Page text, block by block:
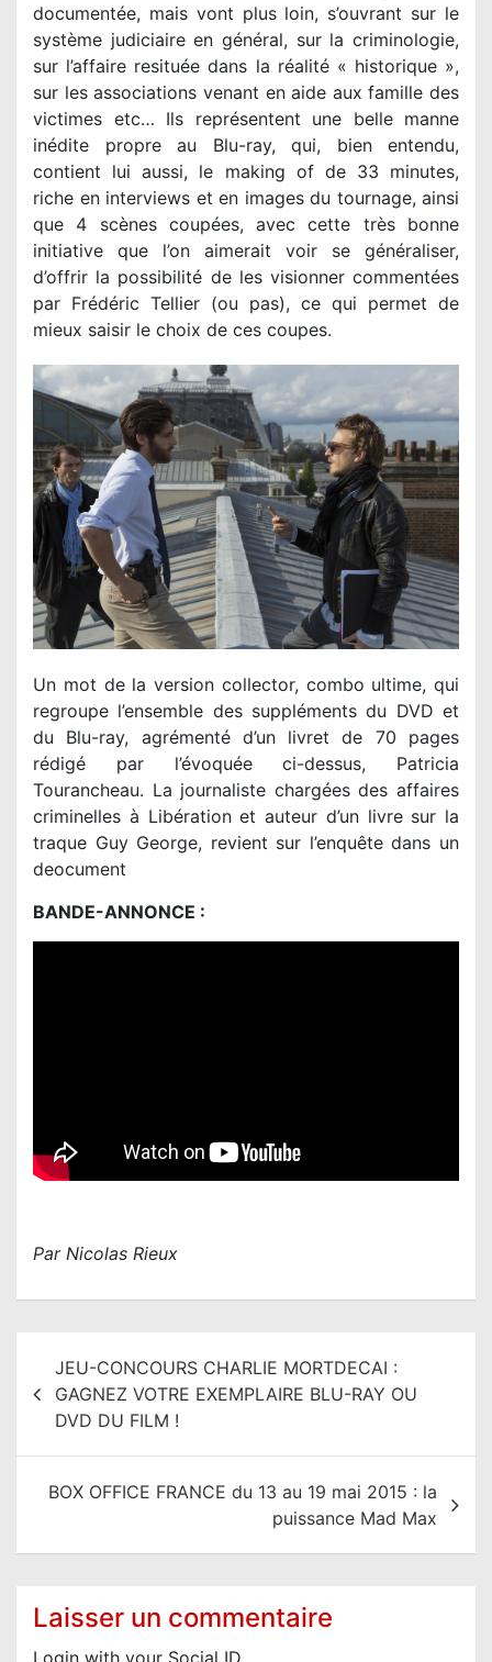
documentée, mais vont plus loin, s’ouvrant sur le
système judiciaire en général, sur la criminologie,
sur l’affaire resituée dans la réalité « historique »,
sur les associations venant en aide aux famille des
victimes etc… Ils représentent une belle manne
inédite propre au Blu-ray, qui, bien entendu,
contient lui aussi, le making of de 33 minutes,
riche en interviews et en images du tournage, ainsi
que 4 scènes coupées, avec cette très bonne
initiative que l’on aimerait voir se généraliser,
d’offrir la possibilité de les visionner commentées
par Frédéric Tellier (ou pas), ce qui permet de
mieux saisir le choix de ces coupes.
Un mot de la version collector, combo ultime, qui
regroupe l’ensemble des suppléments du DVD et
du Blu-ray, agrémenté d’un livret de 70 pages
rédigé par l’évoquée ci-dessus, Patricia
Tourancheau. La journaliste chargées des affaires
criminelles à Libération et auteur d’un livre sur la
traque Guy George, revient sur l’enquête dans un
deocument
BANDE-ANNONCE :
Par Nicolas Rieux
i
t
JEU-CONCOURS CHARLIE MORTDECAI :
GAGNEZ VOTRE EXEMPLAIRE BLU-RAY OU
DVD DU FILM !
BOX OFFICE FRANCE du 13 au 19 mai 2015 : la
puissance Mad Max
Laisser un commentaire